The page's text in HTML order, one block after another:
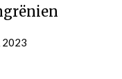
2023